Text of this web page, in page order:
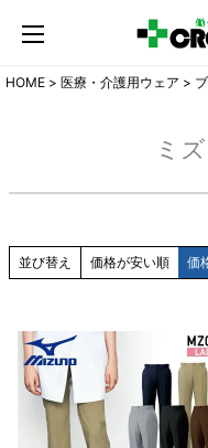
HOME 医療・介護用ウェア
ミ
並び替え 価格が安い順 価